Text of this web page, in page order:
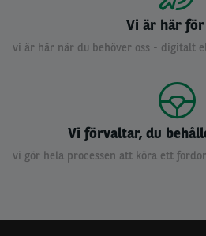
Vi är här
vi är här när du behöver oss - digitalt
Vi förvaltar, du
vi gör hela processen att köra ett